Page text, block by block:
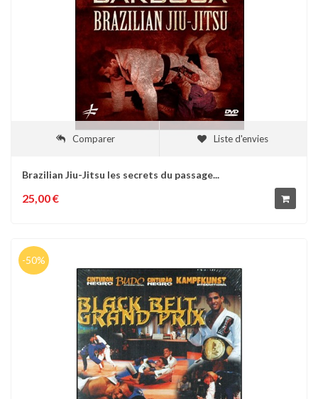
Comparer Liste d'envies
Brazilian Jiu-Jitsu les secrets du passage...
25,00 €
-50%